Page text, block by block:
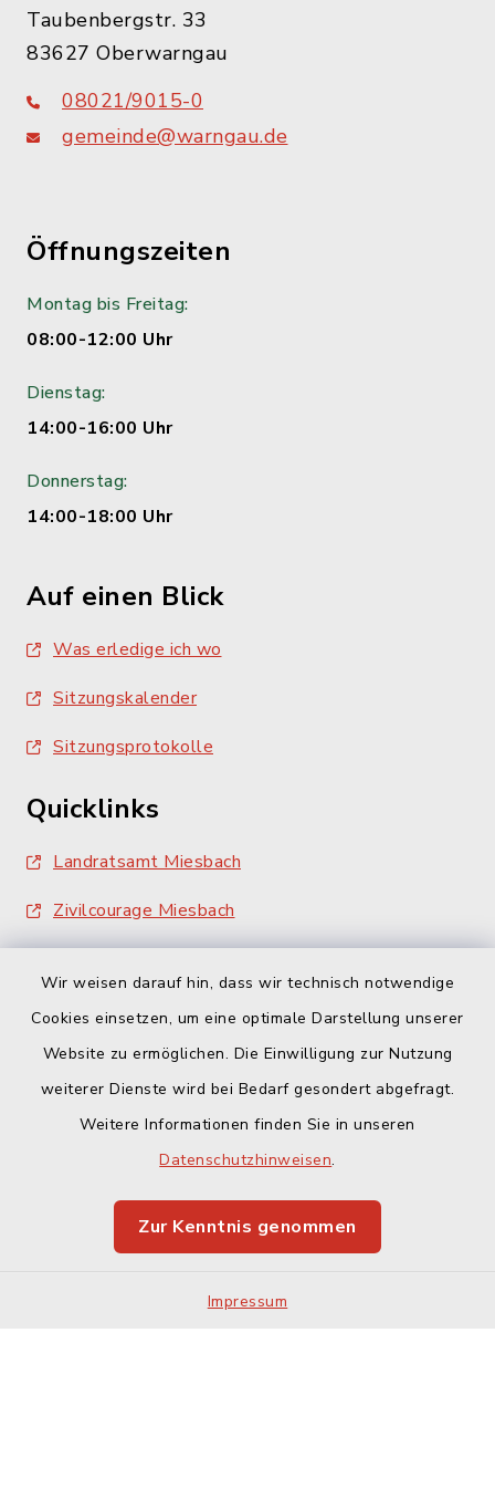
Wir weisen darauf hin, dass wir technisch notwendige
Cookies einsetzen, um eine optimale Darstellung unserer
Website zu ermöglichen. Die Einwilligung zur Nutzung
weiterer Dienste wird bei Bedarf gesondert abgefragt.
Weitere Informationen finden Sie in unseren
Datenschutzhinweisen.
Zur Kenntnis genommen
Impressum
Taubenbergstr. 33
83627 Oberwarngau
08021/9015-0
gemeinde@warngau.de
Öffnungszeiten
Montag bis Freitag:
08:00-12:00 Uhr
Dienstag:
14:00-16:00 Uhr
Donnerstag:
14:00-18:00 Uhr
Auf einen Blick
Was erledige ich wo
Sitzungskalender
Sitzungsprotokolle
Quicklinks
Landratsamt Miesbach
Zivilcourage Miesbach
Barrierefreiheit
Impressum
Sitemap